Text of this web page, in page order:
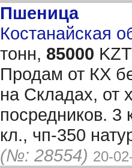
Пшеница
Костанайская
тонн, 85000
Продам от КХ
на Складах, от
посредников. 3
кл., чп-350
(№: 28554) 20-